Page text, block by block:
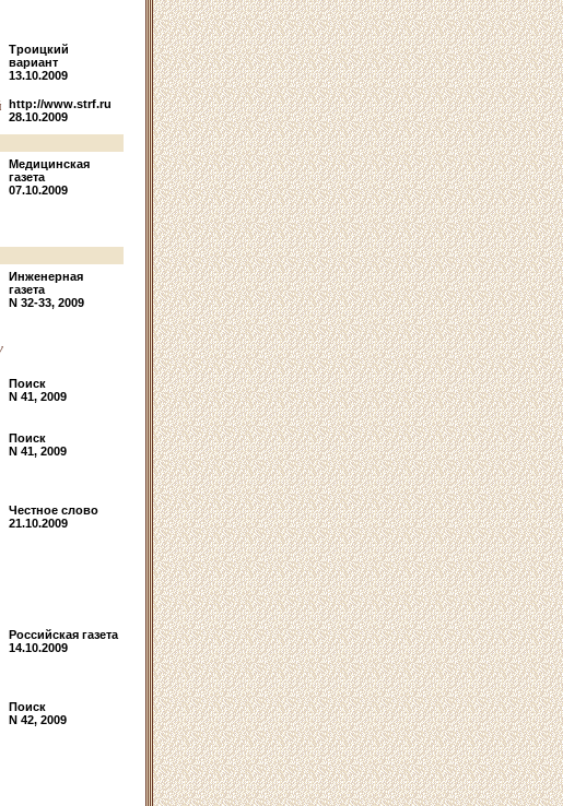
Троицкий
вариант
13.10.2009
http://www.strf.ru
28.10.2009
Медицинская
газета
07.10.2009
Инженерная
газета
N 32-33, 2009
Поиск
N 41, 2009
Поиск
N 41, 2009
Честное слово
21.10.2009
Российская газета
14.10.2009
Поиск
N 42, 2009